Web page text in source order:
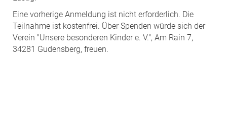
Eine vorherige Anmeldung ist nicht erforderlich. Die
Teilnahme ist kostenfrei. Über Spenden würde sich der
Verein "Unsere besonderen Kinder e. V.", Am Rain 7,
34281 Gudensberg, freuen.